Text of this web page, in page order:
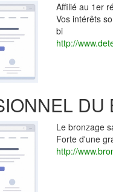
Affilié au 1er
Vos intérêts
bi
http://
Le bronzage
Forte d'une
http://